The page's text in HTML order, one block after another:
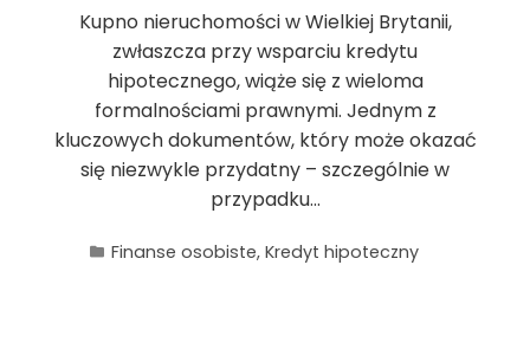
Kupno nieruchomości w Wielkiej Brytanii,
zwłaszcza przy wsparciu kredytu
hipotecznego, wiąże się z wieloma
formalnościami prawnymi. Jednym z
kluczowych dokumentów, który może okazać
się niezwykle przydatny – szczególnie w
przypadku…
Finanse osobiste, Kredyt hipoteczny